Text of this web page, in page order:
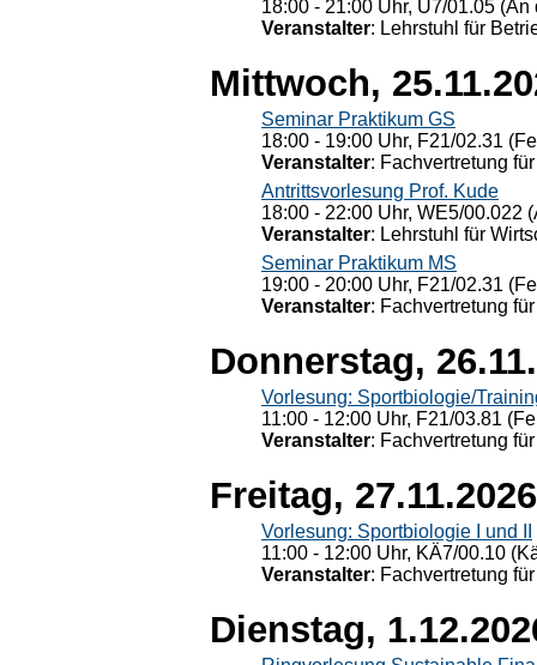
18:00 - 21:00 Uhr, U7/01.05
Veranstalter: Lehrstuhl für
Mittwoch,
Seminar Praktikum GS
18:00 - 19:00 Uhr, F21/02.31
Veranstalter: Fachvertretung
Antrittsvorlesung Prof. Kude
18:00 - 22:00 Uhr, WE5/00.022
Veranstalter: Lehrstuhl für
Seminar Praktikum MS
19:00 - 20:00 Uhr, F21/02.31
Veranstalter: Fachvertretung
Donnerstag,
Vorlesung: Sportbiologie/
11:00 - 12:00 Uhr, F21/03.81
Veranstalter: Fachvertretung
Freitag, 27.11.2026
Vorlesung: Sportbiologie I und II
11:00 - 12:00 Uhr, KÄ7/00.10
Veranstalter: Fachvertretung
Dienstag,